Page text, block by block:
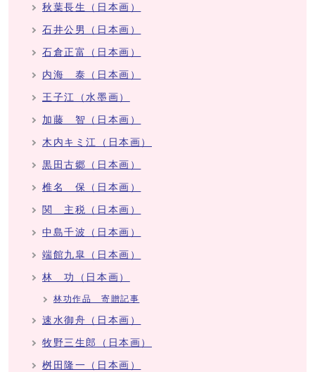
秋葉長生（日本画）
石井公男（日本画）
石倉正富（日本画）
内海 泰（日本画）
王子江（水墨画）
加藤 智（日本画）
木内キミ江（日本画）
黒田古郷（日本画）
椎名 保（日本画）
関 主税（日本画）
中島千波（日本画）
端館九皐（日本画）
林 功（日本画）
林功作品 寄贈記事
速水御舟（日本画）
牧野三生郎（日本画）
桝田隆一（日本画）